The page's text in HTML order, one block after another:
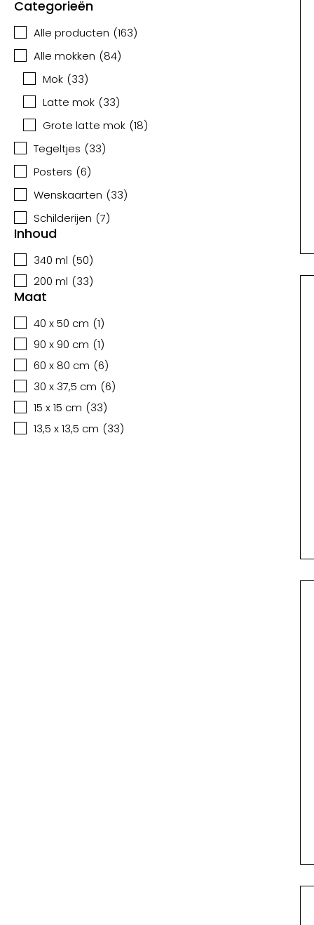
Categorieën
Alle producten (163)
Alle mokken (84)
Mok (33)
Latte mok (33)
Grote latte mok (18)
Tegeltjes (33)
Posters (6)
Wenskaarten (33)
Schilderijen (7)
Inhoud
340 ml (50)
200 ml (33)
Maat
40 x 50 cm (1)
90 x 90 cm (1)
60 x 80 cm (6)
30 x 37,5 cm (6)
15 x 15 cm (33)
13,5 x 13,5 cm (33)